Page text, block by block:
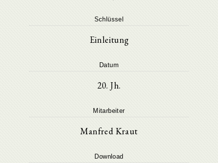
Schlüssel
Einleitung
Datum
20. Jh.
Mitarbeiter
Manfred Kraut
Download